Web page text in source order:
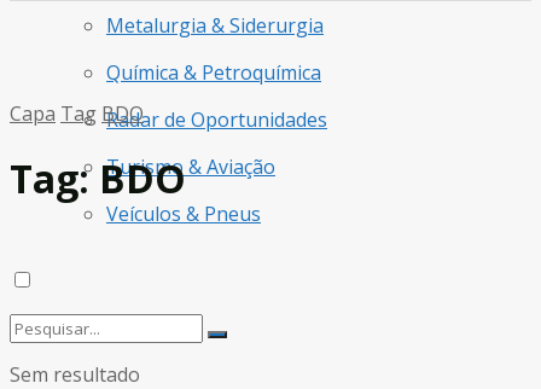
Metalurgia & Siderurgia
Química & Petroquímica
Radar de Oportunidades
Turismo & Aviação
Veículos & Pneus
Sem resultado
Capa Tag BDO
Tag:BDO